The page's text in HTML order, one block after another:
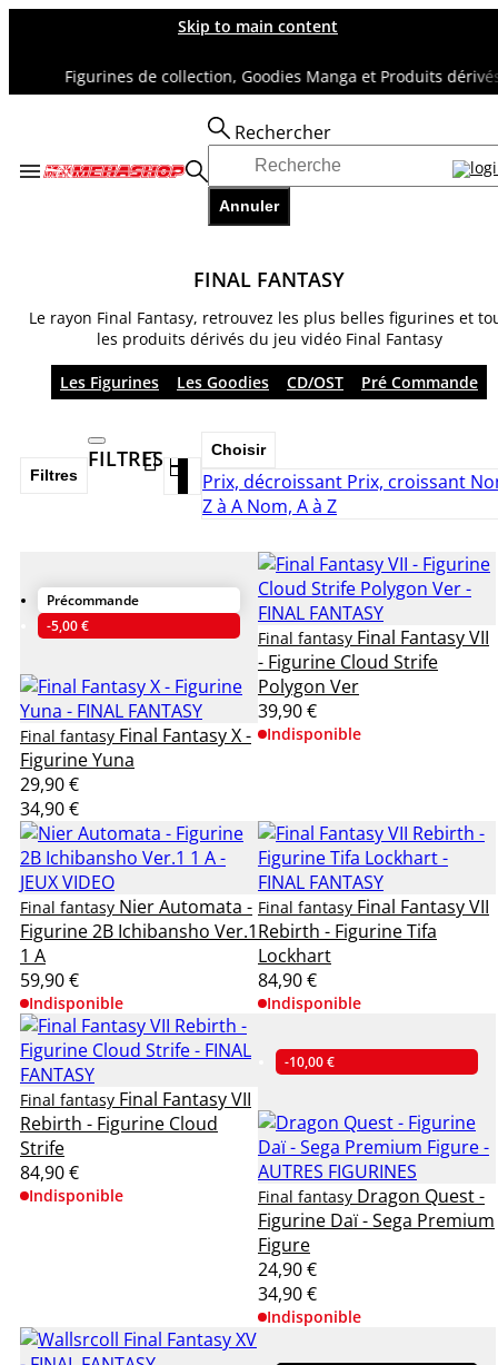
Skip to main content
Figurines de collection, Goodies Manga et Produits dérivés
Rechercher
Annuler
Accueil
FINAL FANTASY
Le rayon Final Fantasy, retrouvez les plus belles figurines et
les produits dérivés du jeu vidéo Final Fantasy
Les Figurines Les Goodies CD/OST Pré Commande
Filtres
FILTRES Choisir
Prix, décroissant Prix, croissant
Z à A Nom, A à Z
Précommande
-5,00 €
Final fantasy Final Fantasy X -
Figurine Yuna
29,90 €
34,90 €
Final fantasy Final Fantasy VII
- Figurine Cloud Strife
Polygon Ver
39,90 €
Indisponible
Final fantasy Nier Automata -
Figurine 2B Ichibansho Ver.1
1 A
59,90 €
Indisponible
Final fantasy Final Fantasy VII
Rebirth - Figurine Tifa
Lockhart
84,90 €
Indisponible
Final fantasy Final Fantasy VII
Rebirth - Figurine Cloud
Strife
84,90 €
Indisponible
-10,00 €
Final fantasy Dragon Quest -
Figurine Daï - Sega Premium
Figure
24,90 €
34,90 €
Indisponible